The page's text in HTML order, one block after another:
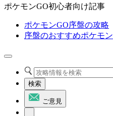
ポケモンGO初心者向け記事
ポケモンGO序盤の攻略
序盤のおすすめポケモン
検索
ご意見